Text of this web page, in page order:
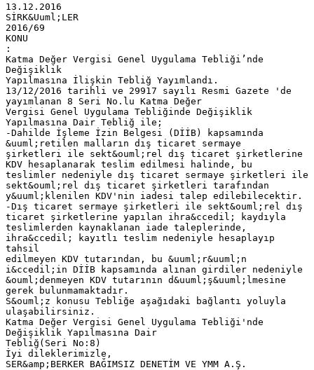
13.12.2016
SİRK&Uuml;LER
2016/69
KONU
:
Katma Değer Vergisi Genel Uygulama Tebliği’nde
Değişiklik
Yapılmasına İlişkin Tebliğ Yayımlandı.
13/12/2016 tarihli ve 29917 sayılı Resmi Gazete 'de
yayımlanan 8 Seri No.lu Katma Değer
Vergisi Genel Uygulama Tebliğinde Değişiklik
Yapılmasına Dair Tebliğ ile;
-Dahilde İşleme İzin Belgesi (DİİB) kapsamında
&uuml;retilen malların dış ticaret sermaye
şirketleri ile sekt&ouml;rel dış ticaret şirketlerine
KDV hesaplanarak teslim edilmesi halinde, bu
teslimler nedeniyle dış ticaret sermaye şirketleri ile
sekt&ouml;rel dış ticaret şirketleri tarafından
y&uuml;klenilen KDV'nin iadesi talep edilebilecektir.
-Dış ticaret sermaye şirketleri ile sekt&ouml;rel dış
ticaret şirketlerine yapılan ihra&ccedil; kaydıyla
teslimlerden kaynaklanan iade taleplerinde,
ihra&ccedil; kayıtlı teslim nedeniyle hesaplayıp
tahsil
edilmeyen KDV tutarından, bu &uuml;r&uuml;n
i&ccedil;in DİİB kapsamında alınan girdiler nedeniyle
&ouml;denmeyen KDV tutarının d&uuml;ş&uuml;lmesine
gerek bulunmamaktadır.
S&ouml;z konusu Tebliğe aşağıdaki bağlantı yoluyla
ulaşabilirsiniz.
Katma Değer Vergisi Genel Uygulama Tebliği'nde
Değişiklik Yapılmasına Dair
Tebliğ(Seri No:8)
İyi dileklerimizle,
SER&amp;BERKER BAĞIMSIZ DENETİM VE YMM A.Ş.